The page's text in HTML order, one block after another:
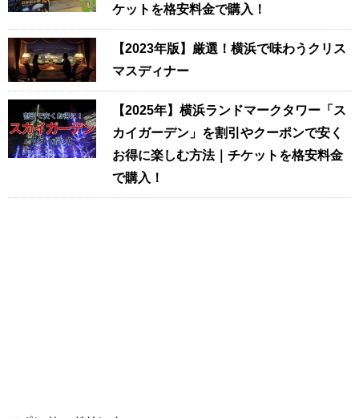
ケットを格安料金で購入！
【2023年版】厳選！横浜で味わうクリス
マスディナー
【2025年】横浜ランドマークタワー「ス
カイガーデン」を割引やクーポンで安く
お得に楽しむ方法｜チケットを格安料金
で購入！